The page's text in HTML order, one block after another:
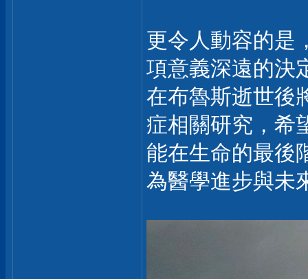
更令人動容的是
項意義深遠的決
在布魯斯逝世後
症相關研究，希
能在生命的最後
為醫學進步與未